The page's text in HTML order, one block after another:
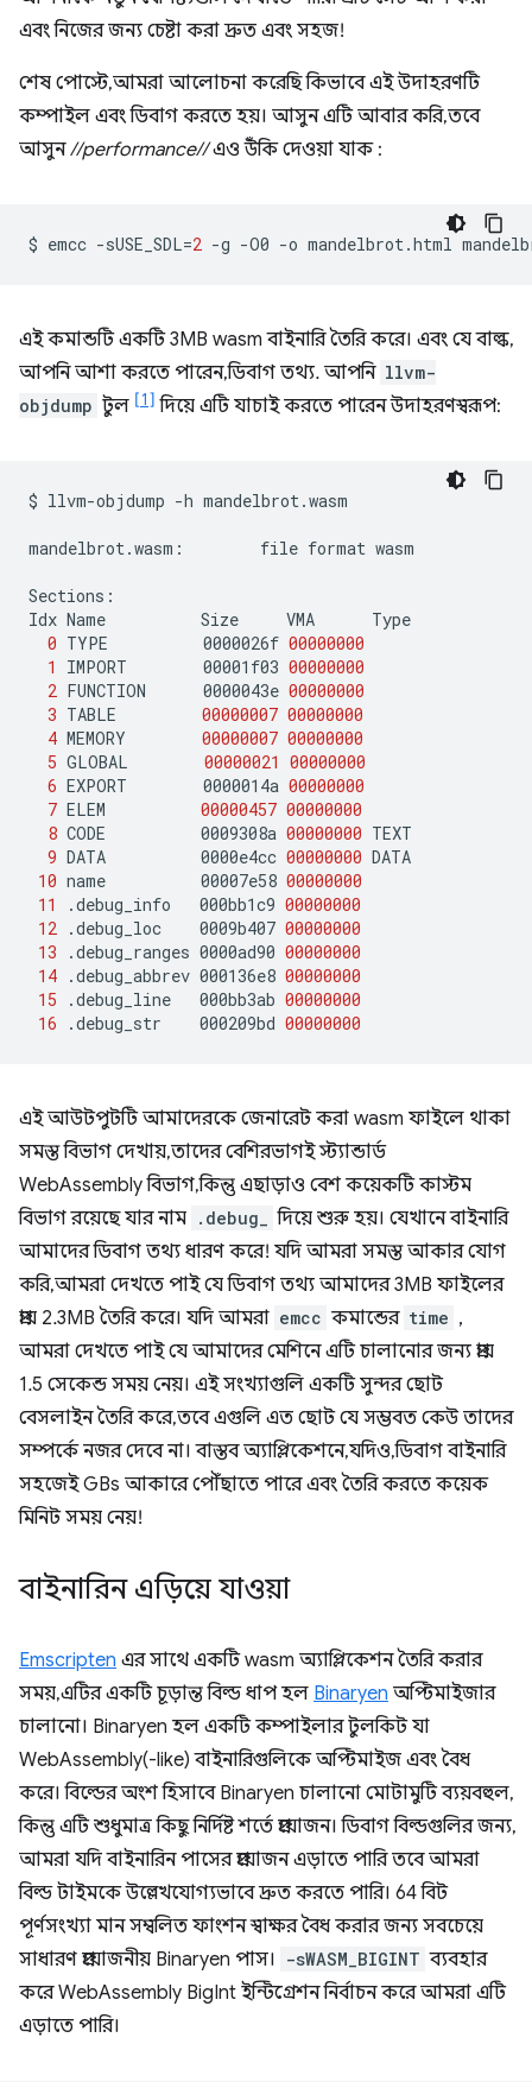
এবং নিজের জন্য চেষ্টা করা দ্রুত এবং সহজ!
শেষ পোস্টে, আমরা আলোচনা করেছি কিভাবে এই উদাহরণটি
কম্পাইল এবং ডিবাগ করতে হয়। আসুন এটি আবার করি, তবে
আসুন//performance//এও উঁকি দেওয়া যাক :
$ emcc -sUSE_SDL=2 -g -O0 -o mandelbrot.html
এই কমান্ডটি একটি 3MB wasm বাইনারি তৈরি করে। এবং যে বাল্ক,
আপনি আশা করতে পারেন, ডিবাগ তথ্য. আপনি llvm-
objdump টুল [1] দিয়ে এটি যাচাই করতে পারেন উদাহরণস্বরূপ:
$ llvm-objdump -h mandelbrot.wasm
mandelbrot.wasm: file format wasm
Sections:
Idx Name Size VMA
0 TYPE 0000026f 00000000
1
IMPORT 00001f03 00000000
2 FUNCTION 0000043e 00000000
3 TABLE 00000007 00000000
4 MEMORY 00000007 00000000
5 GLOBAL 00000021 00000000
6 EXPORT 0000014a 00000000
7 ELEM 00000457 00000000
8 CODE 0009308a 00000000
9 DATA 0000e4cc 00000000
10 name 00007e58 00000000
11
.debug_info 000bb1c9 00000000
12 .debug_loc 0009b407 00000000
13
.debug_ranges 0000ad90 00000000
14 .debug_abbrev 000136e8 00000000
15
.debug_line 000bb3ab 00000000
16
.debug_str 000209bd 00000000
এই আউটপুটটি আমাদেরকে জেনারেট করা wasm ফাইলে থাকা
সমস্ত বিভাগ দেখায়, তাদের বেশিরভাগই স্ট্যান্ডার্ড
WebAssembly বিভাগ, কিন্তু এছাড়াও বেশ কয়েকটি কাস্টম
বিভাগ রয়েছে যার নাম .debug_
দিয়ে শুরু হয়। যেখানে বাইনারি
আমাদের ডিবাগ তথ্য ধারণ করে! যদি আমরা সমস্ত আকার যোগ
করি, আমরা দেখতে পাই যে ডিবাগ তথ্য আমাদের 3MB ফাইলের
প্রায় 2.3MB তৈরি করে। যদি আমরা emcc কমান্ডের time ,
আমরা দেখতে পাই যে আমাদের মেশিনে এটি চালানোর জন্য প্রায়
1.5 সেকেন্ড সময় নেয়। এই সংখ্যাগুলি একটি সুন্দর ছোট
বেসলাইন তৈরি করে, তবে এগুলি এত ছোট যে সম্ভবত কেউ তাদের
সম্পর্কে নজর দেবে না। বাস্তব অ্যাপ্লিকেশনে, যদিও, ডিবাগ বাইনারি
সহজেই GBs আকারে পৌঁছাতে পারে এবং তৈরি করতে কয়েক
মিনিট সময় নেয়!
বাইনারিন এড়িয়ে যাওয়া
Emscripten এর সাথে একটি wasm অ্যাপ্লিকেশন তৈরি করার
সময়, এটির একটি চূড়ান্ত বিল্ড ধাপ হল Binaryen অপ্টিমাইজার
চালানো। Binaryen হল একটি কম্পাইলার টুলকিট যা
WebAssembly(-like) বাইনারিগুলিকে অপ্টিমাইজ এবং বৈধ
করে। বিল্ডের অংশ হিসাবে Binaryen চালানো মোটামুটি ব্যয়বহুল,
কিন্তু এটি শুধুমাত্র কিছু নির্দিষ্ট শর্তে প্রয়োজন। ডিবাগ বিল্ডগুলির জন্য,
আমরা যদি বাইনারিন পাসের প্রয়োজন এড়াতে পারি তবে আমরা
বিল্ড টাইমকে উল্লেখযোগ্যভাবে দ্রুত করতে পারি। 64 বিট
পূর্ণসংখ্যা মান সম্বলিত ফাংশন স্বাক্ষর বৈধ করার জন্য সবচেয়ে
সাধারণ প্রয়োজনীয় Binaryen পাস। -sWASM_BIGINT ব্যবহার
করে WebAssembly BigInt ইন্টিগ্রেশন নির্বাচন করে আমরা এটি
এড়াতে পারি।